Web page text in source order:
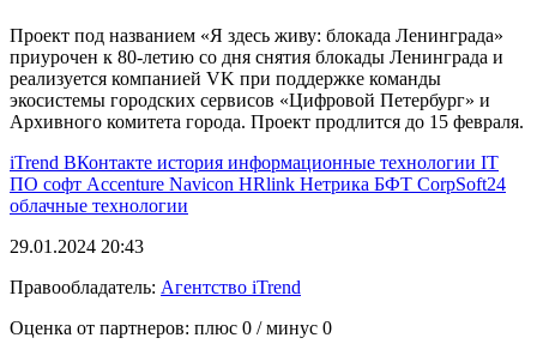
Проект под названием «Я здесь живу: блокада Ленинграда»
приурочен к 80-летию со дня снятия блокады Ленинграда и
реализуется компанией VK при поддержке команды
экосистемы городских сервисов «Цифровой Петербург» и
Архивного комитета города. Проект продлится до 15 февраля.
iTrend ВКонтакте история информационные технологии IT
ПО софт Accenture Navicon HRlink Нетрика БФТ CorpSoft24
облачные технологии
29.01.2024 20:43
Правообладатель: Агентство iTrend
Оценка от партнеров: плюс 0 / минус 0